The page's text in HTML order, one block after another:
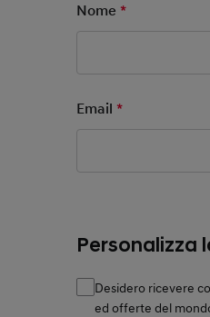
Nome*
Email*
Personalizza
Desidero ricevere
ed offerte del